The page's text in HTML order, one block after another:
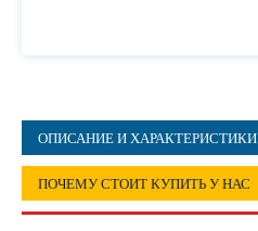
ОПИСАНИЕ И ХАРАКТЕРИСТИКИ
ПОЧЕМУ СТОИТ КУПИТЬ У НАС